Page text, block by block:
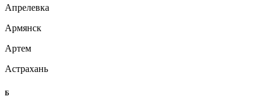
Апрелевка
Армянск
Артем
Астрахань
Б